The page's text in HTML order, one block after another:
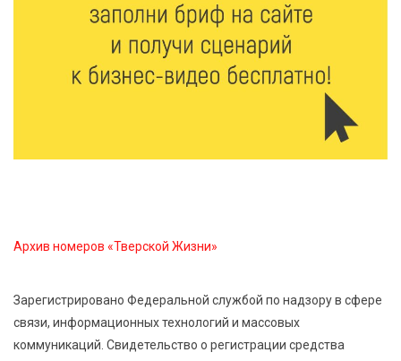
10 Авг 2026 15:32 192
Педагоги Верхневолжья — в авангарде трендов:
итоги участия в IV Форуме сообщества
наставников‑просветителей
В ТОПе «Guardian»: В Старице с размахом отгремел
От фольклора до авторских композиций: в Твери
10 Авг 2026 14:31 305
Скорость, драйв и День города: 29 августа в
Архив номеров «Тверской Жизни»
Зарегистрировано Федеральной службой по надзору в сфере
связи, информационных технологий и массовых
коммуникаций. Свидетельство о регистрации средства